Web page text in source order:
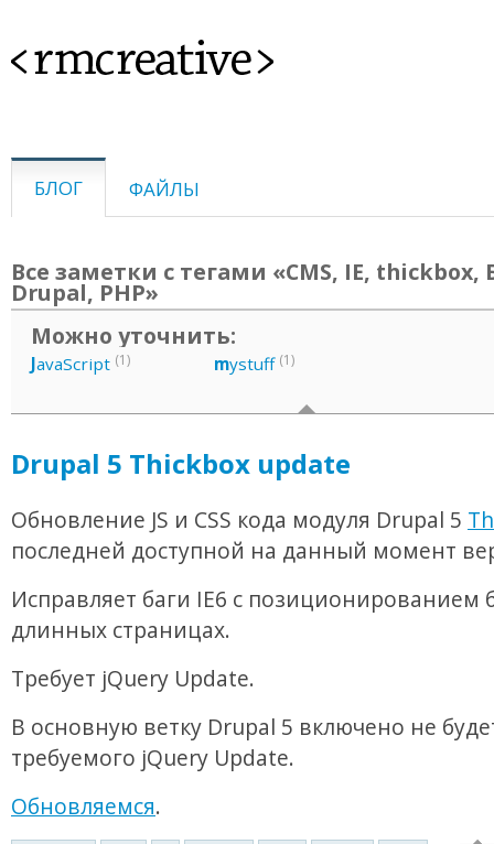
<rmcreative>
БЛОГ ФАЙЛЫ
Все заметки с тегами «CMS, IE, thickbox,
Drupal, PHP»
Можно уточнить:
JavaScript (1) mystuff (1)
Drupal 5 Thickbox update
Обновление JS и CSS кода модуля Drupal 5
последней доступной на данный момент
Исправляет баги IE6 с позиционированием
длинных страницах.
Требует jQuery Update.
В основную ветку Drupal 5 включено не
требуемого jQuery Update.
Обновляемся.